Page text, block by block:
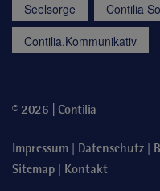
Seelsorge
Contilia
Contilia.Kommunikativ
© 2026 | Contilia
Impressum | Datenschutz |
Sitemap | Kontakt